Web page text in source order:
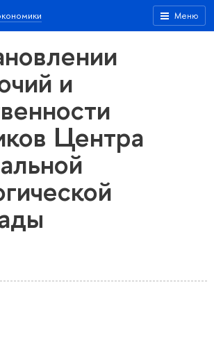
Меню
и
Центра